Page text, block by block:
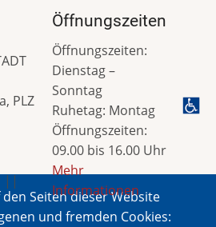
Seiten dieser Website
und fremden Cookies:
PLZ
||
Öffnungszeiten
Öffnungszeiten:
Dienstag –
Sonntag
Ruhetag: Montag
Öffnungszeiten:
09.00 bis 16.00 Uhr
Mehr
Informationen